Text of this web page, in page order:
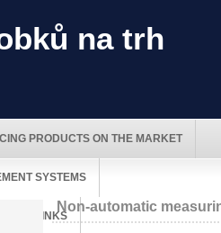
na trh
PRODUCTS ON THE MARKET
SYSTEMS
LINKS
Non-automatic